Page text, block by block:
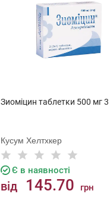
Зиоміцин таблетки 500 мг
Кусум Хелтхкер
Є в наявності
від 145.70 грн